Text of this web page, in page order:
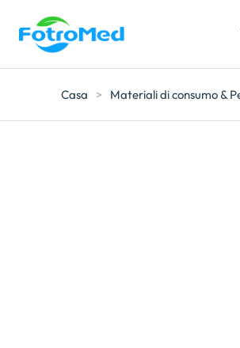
Casa > Materiali di consumo &